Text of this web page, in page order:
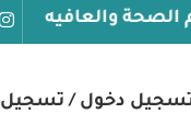
والعافيه
دخول / تسجيل